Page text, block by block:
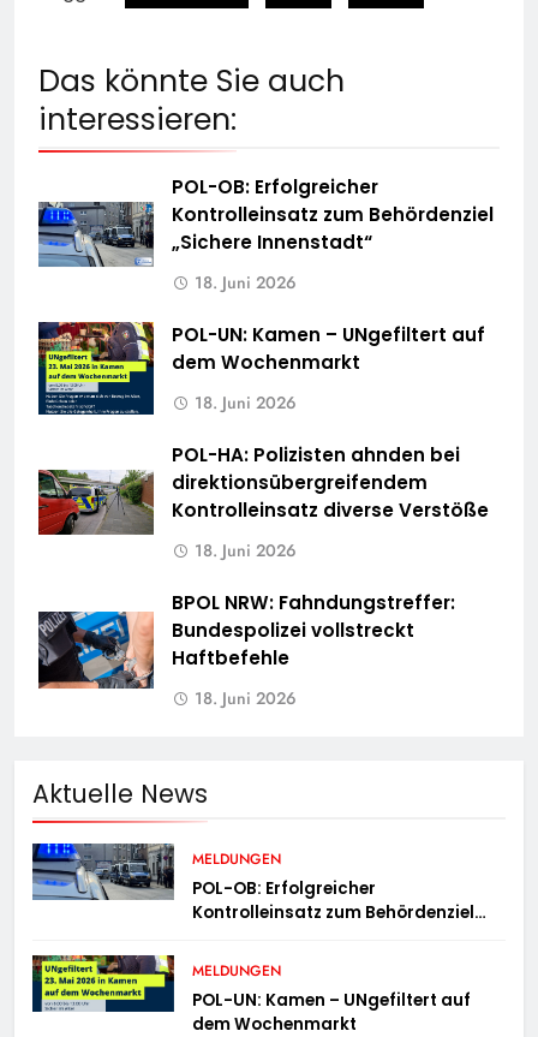
Das könnte Sie auch
interessieren:
POL-OB: Erfolgreicher
Kontrolleinsatz zum Behördenziel
„Sichere Innenstadt“
18. Juni 2026
POL-UN: Kamen – UNgefiltert auf
dem Wochenmarkt
18. Juni 2026
POL-HA: Polizisten ahnden bei
direktionsübergreifendem
Kontrolleinsatz diverse Verstöße
18. Juni 2026
BPOL NRW: Fahndungstreffer:
Bundespolizei vollstreckt
Haftbefehle
18. Juni 2026
Aktuelle News
MELDUNGEN
POL-OB: Erfolgreicher
Kontrolleinsatz zum Behördenziel
MELDUNGEN
POL-UN: Kamen – UNgefiltert auf
dem Wochenmarkt